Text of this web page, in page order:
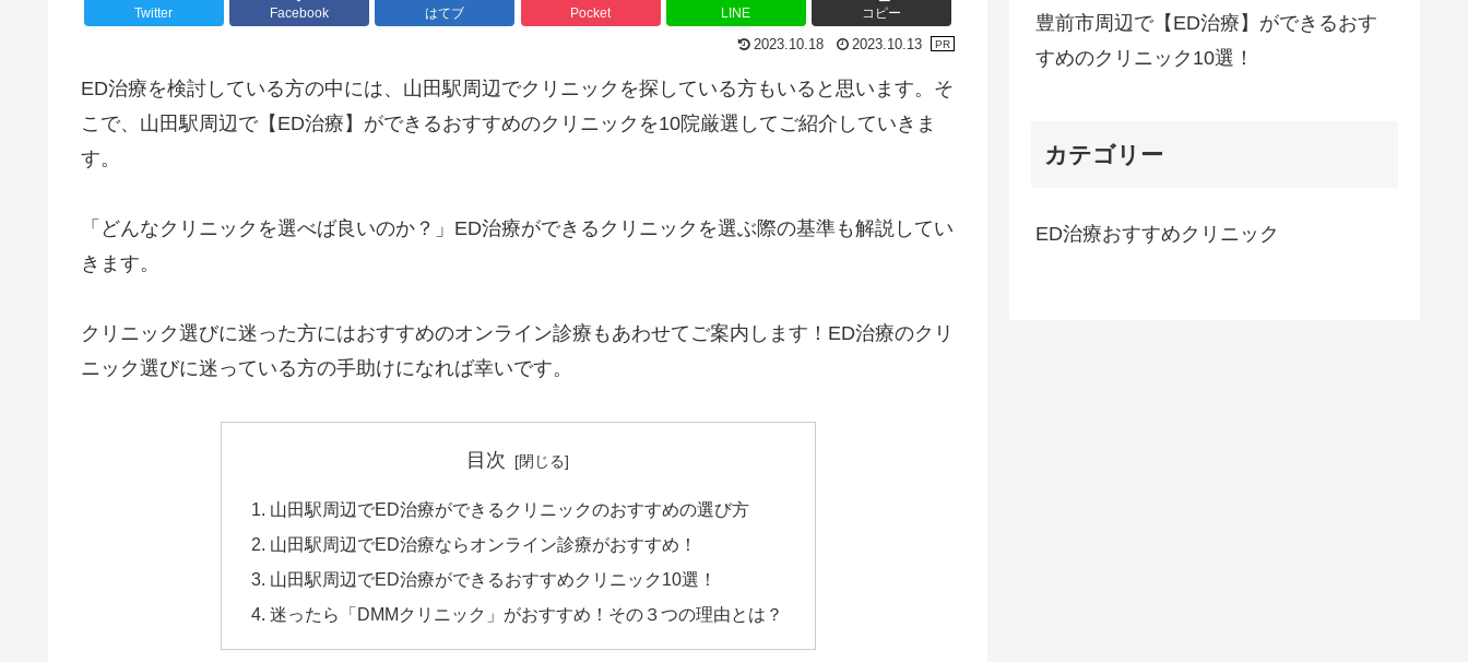
Twitter Facebook はてブ Pocket LINE コピー
2023.10.18 2023.10.13
ED治療を検討している方の中には、山田駅周辺でクリニックを探している方もいると思います。そ
こで、山田駅周辺で【ED治療】ができるおすすめのクリニックを10院厳選してご紹介していきま
す。
「どんなクリニックを選べば良いのか？」ED治療ができるクリニックを選ぶ際の基準も解説してい
きます。
クリニック選びに迷った方にはおすすめのオンライン診療もあわせてご案内します！ED治療のクリ
ニック選びに迷っている方の手助けになれば幸いです。
目次
山田駅周辺でED治療ができるクリニックのおすすめの選び方
山田駅周辺でED治療ならオンライン診療がおすすめ！
山田駅周辺でED治療ができるおすすめクリニック10選！
迷ったら「DMMクリニック」がおすすめ！その３つの理由とは？
豊前市周辺で【ED治療】ができるおす
すめのクリニック10選！
カテゴリー
ED治療おすすめクリニック